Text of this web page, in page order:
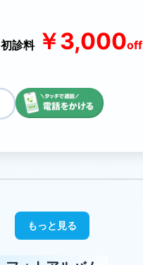
初診料 ￥3,000off
もっと見る